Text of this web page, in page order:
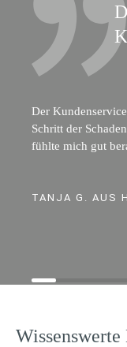
Der
Schritt der
fühlte mich gut
TANJA G. AUS
Wissenswerte